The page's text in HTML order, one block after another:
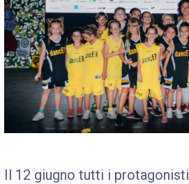
Il 12 giugno tutti i